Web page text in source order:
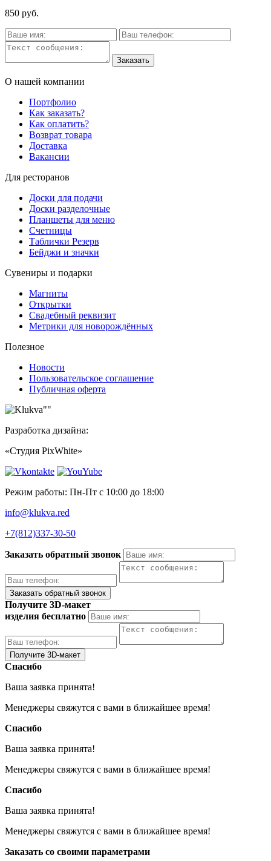
850 руб.
О нашей компании
Портфолио
Как заказать?
Как оплатить?
Возврат товара
Доставка
Вакансии
Для ресторанов
Доски для подачи
Доски разделочные
Планшеты для меню
Счетницы
Таблички Резерв
Бейджи и значки
Сувениры и подарки
Магниты
Открытки
Свадебный реквизит
Метрики для новорождённых
Полезное
Новости
Пользовательское соглашение
Публичная оферта
Разработка дизайна:
«Студия PixWhite»
Режим работы: Пн-Пт с 10:00 до 18:00
info@klukva.red
+7(812)337‑30-50
Заказать обратный звонок
Получите 3D-макет
изделия бесплатно
Спасибо
Ваша заявка принята!
Менеджеры свяжутся с вами в ближайшее время!
Спасибо
Ваша заявка принята!
Менеджеры свяжутся с вами в ближайшее время!
Спасибо
Ваша заявка принята!
Менеджеры свяжутся с вами в ближайшее время!
Заказать со своими параметрами